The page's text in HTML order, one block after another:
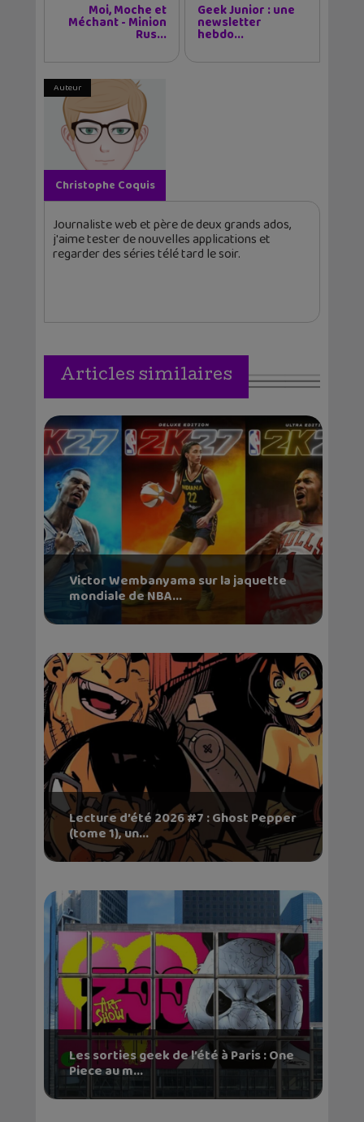
Moi, Moche et
Méchant - Minion
Rus...
Geek Junior : une
newsletter
hebdo...
Auteur
Christophe Coquis
Journaliste web et père de deux grands ados,
j'aime tester de nouvelles applications et
regarder des séries télé tard le soir.
Articles similaires
Victor Wembanyama sur la jaquette
mondiale de NBA...
Lecture d’été 2026 #7 : Ghost Pepper
(tome 1), un...
Les sorties geek de l’été à Paris : One
Piece au m...